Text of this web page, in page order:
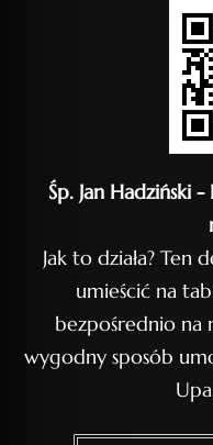
Śp. Jan Hadziński
Jak to działa?
umieścić na
bezpośrednio na
wygodny sposób